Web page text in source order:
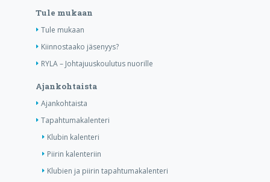
Tule mukaan
Tule mukaan
Kiinnostaako jäsenyys?
RYLA – Johtajuuskoulutus nuorille
Ajankohtaista
Ajankohtaista
Tapahtumakalenteri
Klubin kalenteri
Piirin kalenteriin
Klubien ja piirin tapahtumakalenteri